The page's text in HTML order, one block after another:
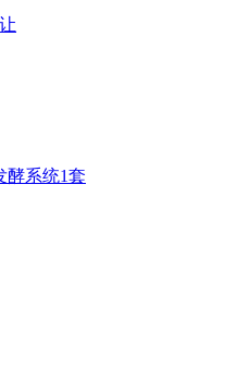
酵系统1套